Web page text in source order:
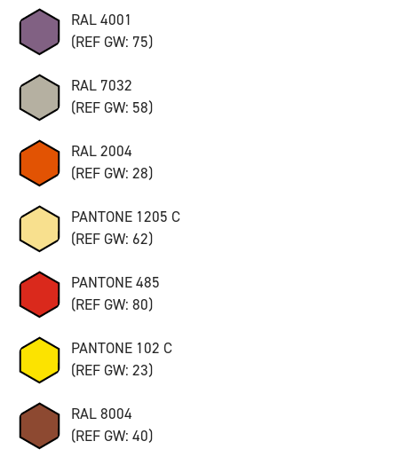
RAL 4001
(REF GW: 75)
RAL 7032
(REF GW: 58)
RAL 2004
(REF GW: 28)
PANTONE 1205 C
(REF GW: 62)
PANTONE 485
(REF GW: 80)
PANTONE 102 C
(REF GW: 23)
RAL 8004
(REF GW: 40)